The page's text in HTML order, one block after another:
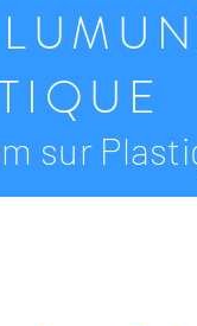
sur